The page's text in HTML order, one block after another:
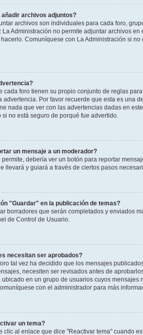
añadir archivos adjuntos?
archivos son individuales para cada foro,
La Administración no permite adjuntar archivos
Comuníquese con La Administración si
cada foro tienen su propio conjunto de reglas
advertencia. Por favor recuerde que esta es una
nada que ver con las advertencias dadas en
no está seguro de porqué fue advertido.
un mensaje a un moderador?
debería ver un botón para reportar
llevará y guiará a través de ciertos pasos
"Guardar" en la publicación de temas?
borradores que serán completados y enviados
de Control de Usuario.
necesitan ser aprobados?
tal vez ha decidido que los mensajes
necesiten ser revisados antes de
en un grupo de usuarios cuyos mensajes
con el administrador para más
un tema?
clic al enlace que dice "Reactivar tema" cuando